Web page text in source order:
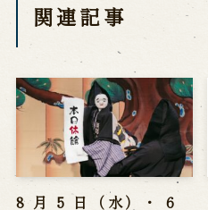
関連記事
8 月 5 日（水）・ 6